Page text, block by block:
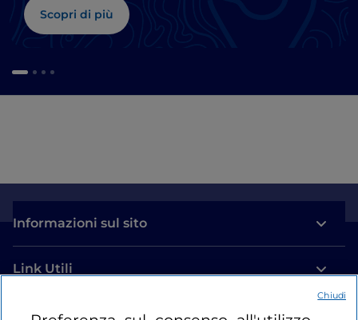
Scopri di più
Informazioni sul sito
Link Utili
Login
Chiudi